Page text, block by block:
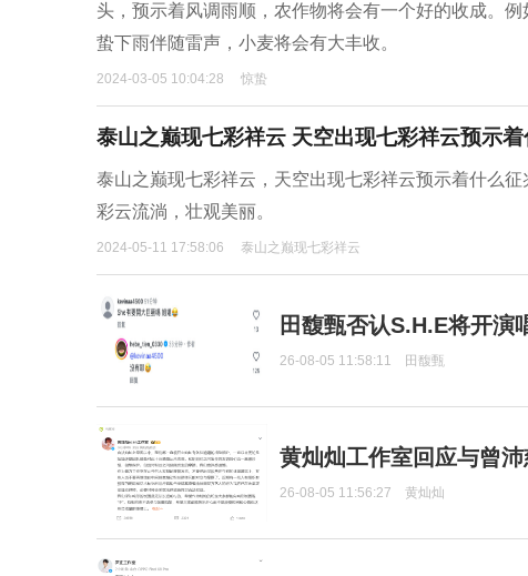
头，预示着风调雨顺，农作物将会有一个好的收成。
蛰下雨伴随雷声，小麦将会有大丰收。
2024-03-05 10:04:28 惊蛰
泰山之巅现七彩祥云 天空出现七彩祥云预示着
泰山之巅现七彩祥云，天空出现七彩祥云预示着什么
彩云流淌，壮观美丽。
2024-05-11 17:58:06 泰山之巅现七彩祥云
田馥甄否认S.H.E将开演
26-08-05 11:58:11 田馥甄
黄灿灿工作室回应与曾
26-08-05 11:56:27 黄灿灿